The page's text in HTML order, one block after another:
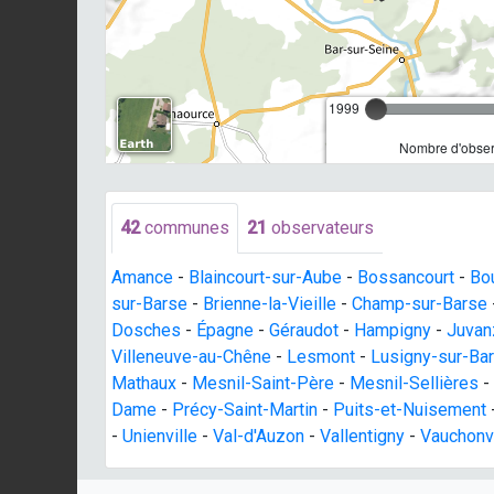
1999
Nombre
42communes 21 observateurs
Amance - Blaincourt-sur-Aube - Bossancourt -
sur-Barse - Brienne-la-Vieille - Champ-sur-Barse
Dosches - Épagne - Géraudot - Hampigny -
Villeneuve-au-Chêne - Lesmont - Lusigny-sur-
Mathaux - Mesnil-Saint-Père - Mesnil-Sellières -
Dame - Précy-Saint-Martin - Puits-et-Nuisement
- Unienville - Val-d'Auzon - Vallentigny -